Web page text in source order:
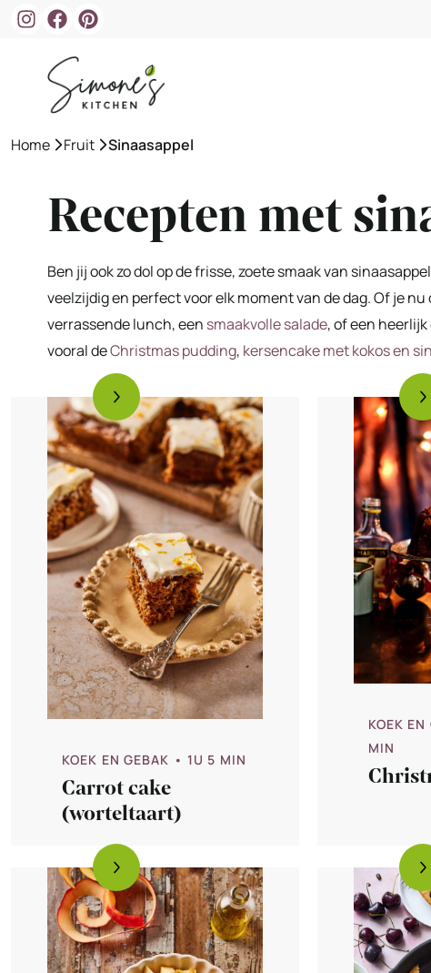
Home »Fruit »Sinaasappel
Recepten met
Ben jij ook zo dol op de frisse, zoete smaak van
veelzijdig en perfect voor elk moment van de dag. Of je
verrassende lunch, een smaakvolle salade, of een
vooral deChristmas pudding, kersencake met kokos en
KOEK EN GEBAK • 1U 5 MIN
Carrot cake
(worteltaart)
KOEK EN
MIN